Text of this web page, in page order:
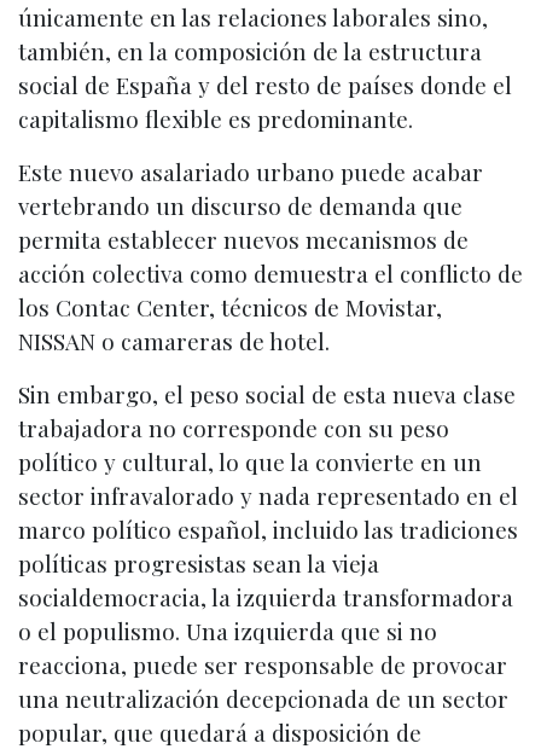
únicamente en las relaciones laborales sino,
también, en la composición de la estructura
social de España y del resto de países donde el
capitalismo flexible es predominante.
Este nuevo asalariado urbano puede acabar
vertebrando un discurso de demanda que
permita establecer nuevos mecanismos de
acción colectiva como demuestra el conflicto de
los Contac Center, técnicos de Movistar,
NISSAN o camareras de hotel.
Sin embargo, el peso social de esta nueva clase
trabajadora no corresponde con su peso
político y cultural, lo que la convierte en un
sector infravalorado y nada representado en el
marco político español, incluido las tradiciones
políticas progresistas sean la vieja
socialdemocracia, la izquierda transformadora
o el populismo. Una izquierda que si no
reacciona, puede ser responsable de provocar
una neutralización decepcionada de un sector
popular, que quedará a disposición de